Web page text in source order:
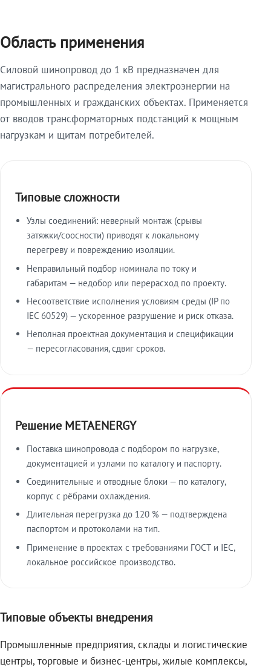
Область применения
Силовой шинопровод до 1 кВ предназначен для
магистрального распределения электроэнергии на
промышленных и гражданских объектах. Применяется
от вводов трансформаторных подстанций к мощным
нагрузкам и щитам потребителей.
Типовые сложности
Узлы соединений: неверный монтаж (срывы
затяжки/соосности) приводят к локальному
перегреву и повреждению изоляции.
Неправильный подбор номинала по току и
габаритам — недобор или перерасход по проекту.
Несоответствие исполнения условиям среды (IP по
IEC 60529) — ускоренное разрушение и риск отказа.
Неполная проектная документация и спецификации
— пересогласования, сдвиг сроков.
Решение METAENERGY
Поставка шинопровода с подбором по нагрузке,
документацией и узлами по каталогу и паспорту.
Соединительные и отводные блоки — по каталогу,
корпус с рёбрами охлаждения.
Длительная перегрузка до 120 % — подтверждена
паспортом и протоколами на тип.
Применение в проектах с требованиями ГОСТ и IEC,
локальное российское производство.
Типовые объекты внедрения
Промышленные предприятия, склады и логистические
центры, торговые и бизнес-центры, жилые комплексы,